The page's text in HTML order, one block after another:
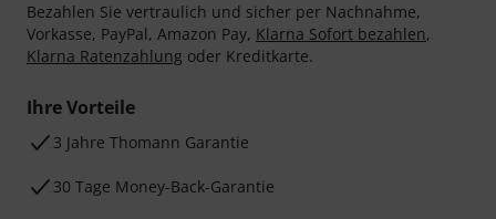
Bezahlen Sie vertraulich und sicher per Nachnahme,
Vorkasse, PayPal, Amazon Pay, Klarna Sofort bezahlen,
Klarna Ratenzahlung oder Kreditkarte.
Ihre Vorteile
3 Jahre Thomann Garantie
30 Tage Money-Back-Garantie